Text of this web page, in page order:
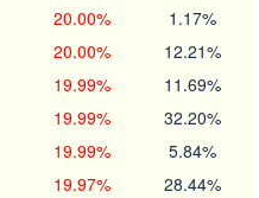
20.00% 1.17%
20.00% 12.21%
19.99% 11.69%
19.99% 32.20%
19.99% 5.84%
19.97% 28.44%